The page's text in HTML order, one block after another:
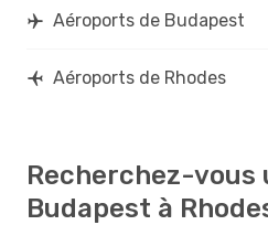
Aéroports de Budapest
Aéroports de Rhodes
Recherchez-vous
Budapest à